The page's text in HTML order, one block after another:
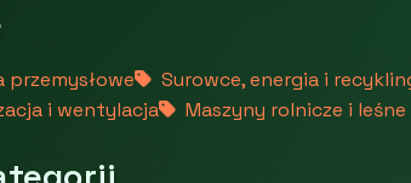
przemysłowe Surowce, energia i
i wentylacja
Maszyny rolnicze i leśne